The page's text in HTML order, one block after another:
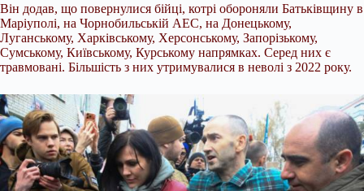
Він додав, що повернулися бійці, котрі обороняли Батьківщину в
Маріуполі, на Чорнобильській АЕС, на Донецькому,
Луганському, Харківському, Херсонському, Запорізькому,
Сумському, Київському, Курському напрямках. Серед них є
травмовані. Більшість з них утримувалися в неволі з 2022 року.